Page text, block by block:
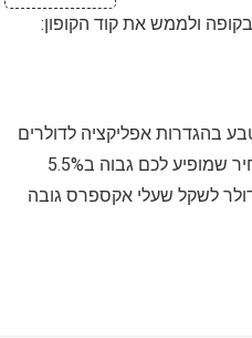
ולממש את קוד הקופון:
בהגדרות אפליקציה לדולרים
ולא שקלים, אחרת המחיר שמופיע לכם גבוה ב5.5%
לשקל שעלי אקספרס גובה